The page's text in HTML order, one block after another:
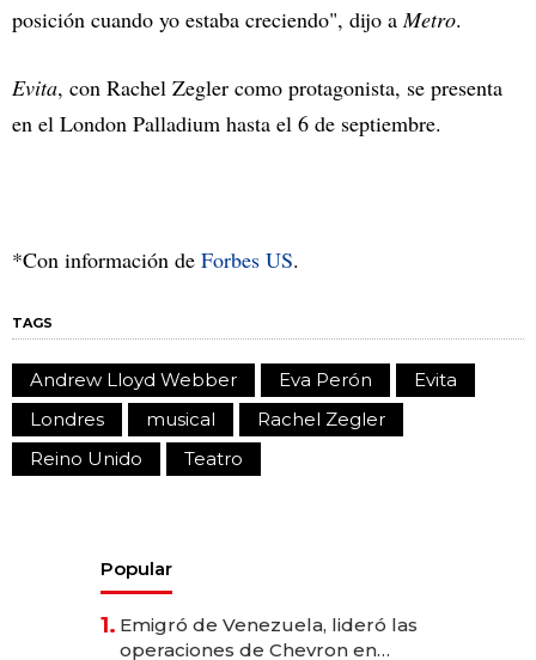
posición cuando yo estaba creciendo", dijo aMetro.
Evita, con Rachel Zegler como protagonista, se presenta
en el London Palladium hasta el 6 de septiembre.
*Con información de Forbes US.
TAGS
Andrew Lloyd Webber Eva Perón
Evita
Londres
musical
Rachel Zegler
Reino Unido
Teatro
Popular
1. Emigró de Venezuela, lideró las
operaciones de Chevron en